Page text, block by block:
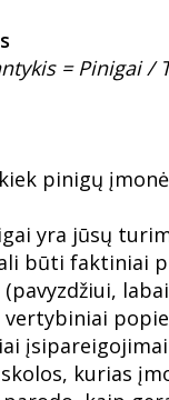
= Pinigai /
pinigų
yra jūsų
būti faktiniai
vertybiniai
kurias